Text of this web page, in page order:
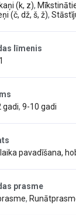
(k, z),
(č, dž, š, ž),
līmenis
gadi, 9-10 gadi
pavadīšana,
prasme
,